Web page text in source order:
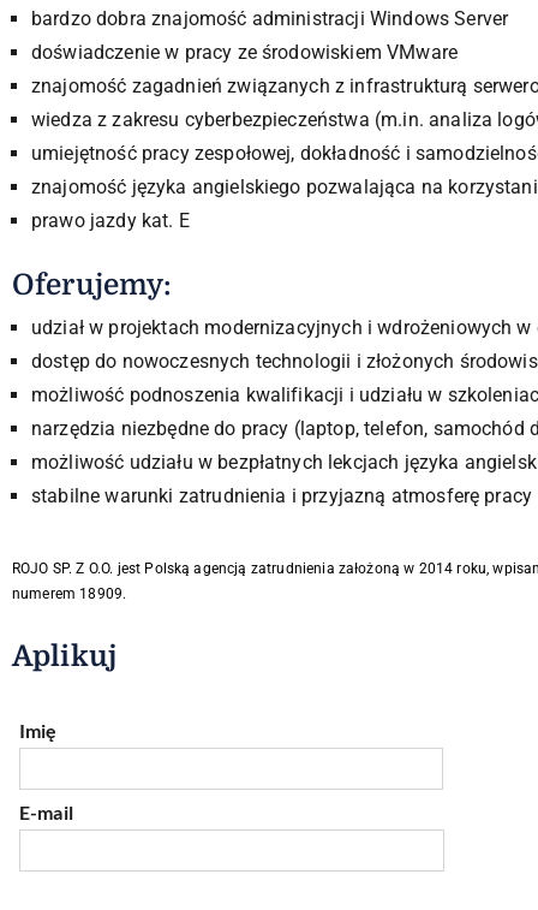
bardzo dobra znajomość administracji Windows Server
doświadczenie w pracy ze środowiskiem VMware
znajomość zagadnień związanych z infrastrukturą
wiedza z zakresu cyberbezpieczeństwa (m.in. analiza
umiejętność pracy zespołowej, dokładność i
znajomość języka angielskiego pozwalająca na
prawo jazdy kat. E
Oferujemy:
udział w projektach modernizacyjnych i wdrożeniowych w
dostęp do nowoczesnych technologii i złożonych
możliwość podnoszenia kwalifikacji i udziału w
narzędzia niezbędne do pracy (laptop, telefon, samochód
możliwość udziału w bezpłatnych lekcjach języka
stabilne warunki zatrudnienia i przyjazną atmosferę pracy
ROJO SP. Z O.O. jest Polską agencją zatrudnienia założoną w 2014 roku,
numerem 18909.
Aplikuj
Imię
E-mail